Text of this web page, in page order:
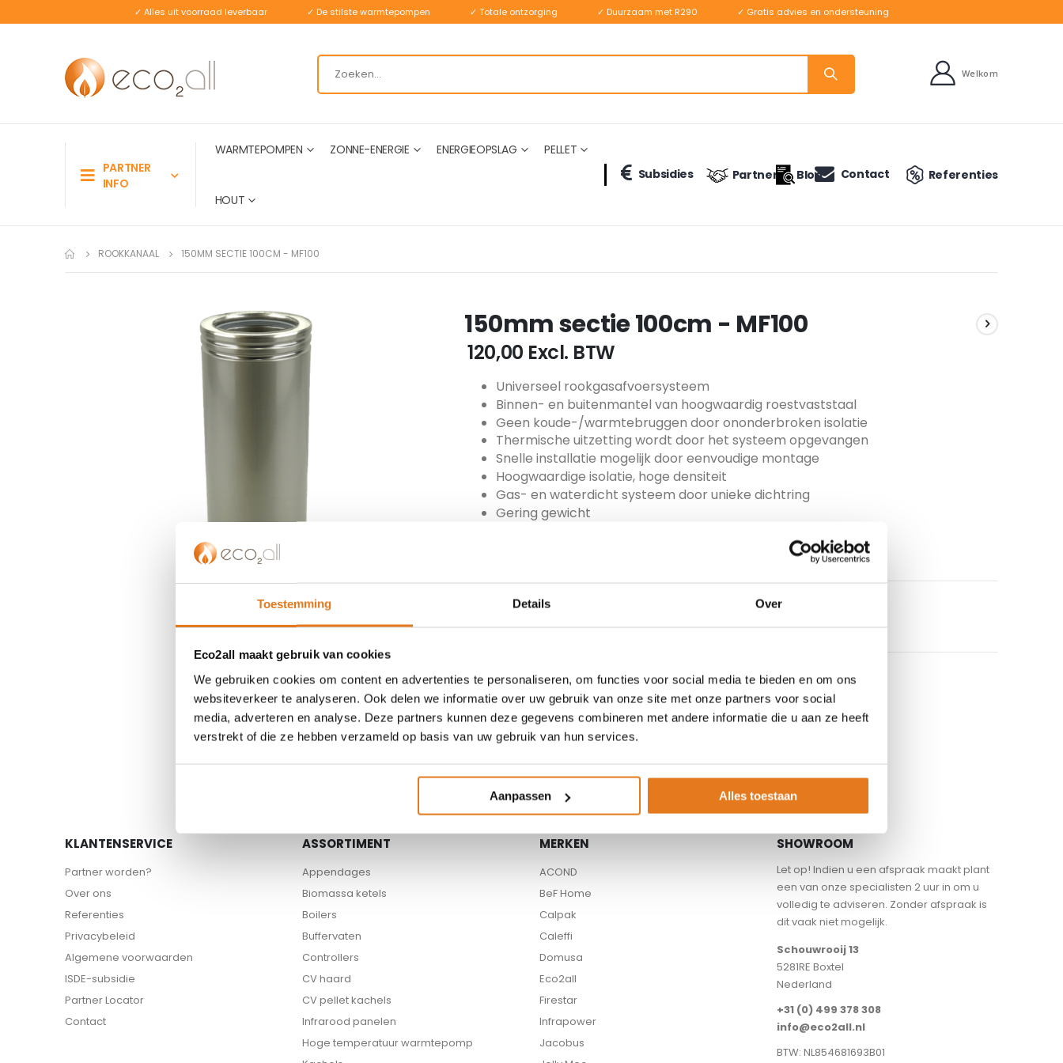
Toestemming Details Over
Eco2all maakt gebruik van cookies
We gebruiken cookies om content en advertenties te personaliseren, om functies voor social media te bieden en om ons
websiteverkeer te analyseren. Ook delen we informatie over uw gebruik van onze site met onze partners voor social
media, adverteren en analyse. Deze partners kunnen deze gegevens combineren met andere informatie die u aan ze heeft
verstrekt of die ze hebben verzameld op basis van uw gebruik van hun services.
Aanpassen Alles toestaan
✓ Alles uit voorraad leverbaar ✓ De stilste warmtepompen ✓ Totale ontzorging ✓ Duurzaam met R290 ✓ Gratis advies en ondersteuning
Welkom
PARTNER
INFO
WARMTEPOMPEN ZONNE-ENERGIE ENERGIEOPSLAG PELLET
HOUT
Subsidies Partners Blog Contact Referenties
ROOKKANAAL 150MM SECTIE 100CM - MF100
150mm sectie 100cm - MF100
€ 120,00 Excl. BTW
Universeel rookgasafvoersysteem
Binnen- en buitenmantel van hoogwaardig roestvaststaal
Geen koude-/warmtebruggen door ononderbroken isolatie
Thermische uitzetting wordt door het systeem opgevangen
Snelle installatie mogelijk door eenvoudige montage
Hoogwaardige isolatie, hoge densiteit
Gas- en waterdicht systeem door unieke dichtring
Gering gewicht
Beschikbare partners
KLANTENSERVICE
Partner worden?
Over ons
Referenties
Privacybeleid
Algemene voorwaarden
ISDE-subsidie
Partner Locator
Contact
ASSORTIMENT
Appendages
Biomassa ketels
Boilers
Buffervaten
Controllers
CV haard
CV pellet kachels
Infrarood panelen
Hoge temperatuur warmtepomp
MERKEN
ACOND
BeF Home
Calpak
Caleffi
Domusa
Eco2all
Firestar
Infrapower
Jacobus
SHOWROOM
Let op! Indien u een afspraak maakt plant
een van onze specialisten 2 uur in om u
volledig te adviseren. Zonder afspraak is
dit vaak niet mogelijk.
Schouwrooij 13
5281RE Boxtel
Nederland
+31 (0) 499 378 308
info@eco2all.nl
BTW: NL854681693B01